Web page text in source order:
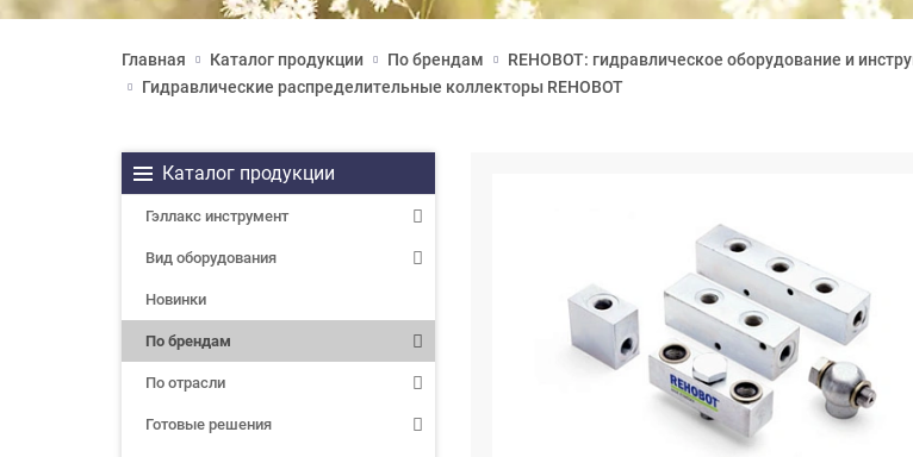
Главная Каталог продукции По брендам
REHOBOT: гидравлическое оборудование и
Гидравлические распределительные коллекторы REHOBOT
Каталог продукции
Гэллакс инструмент
Вид оборудования
Новинки
По брендам
По отрасли
Готовые решения